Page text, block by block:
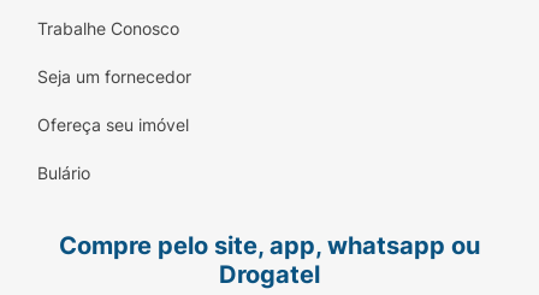
Trabalhe Conosco
Seja um fornecedor
Ofereça seu imóvel
Bulário
Compre pelo site, app, whatsapp ou
Drogatel